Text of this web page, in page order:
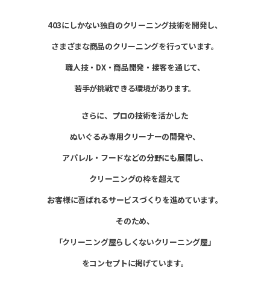
403にしかない独自のクリーニング技術を開発し、
さまざまな商品のクリーニングを行っています。
職人技・DX・商品開発・接客を通じて、
若手が挑戦できる環境があります。
さらに、プロの技術を活かした
ぬいぐるみ専用クリーナーの開発や、
アパレル・フードなどの分野にも展開し、
クリーニングの枠を超えて
お客様に喜ばれるサービスづくりを進めています。
そのため、
「クリーニング屋らしくないクリーニング屋」
をコンセプトに掲げています。